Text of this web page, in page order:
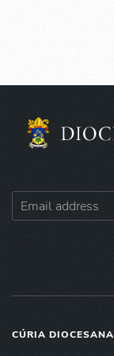
CÚRIA DIOCESANA